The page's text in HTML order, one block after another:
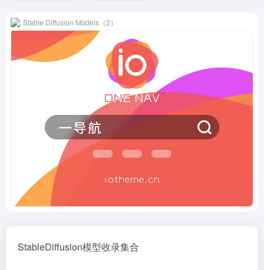
Stable Diffusion Models（2）
StableDiffusion模型收录集合